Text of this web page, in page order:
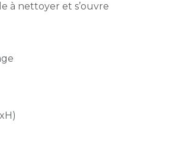
à nettoyer et s’ouvre